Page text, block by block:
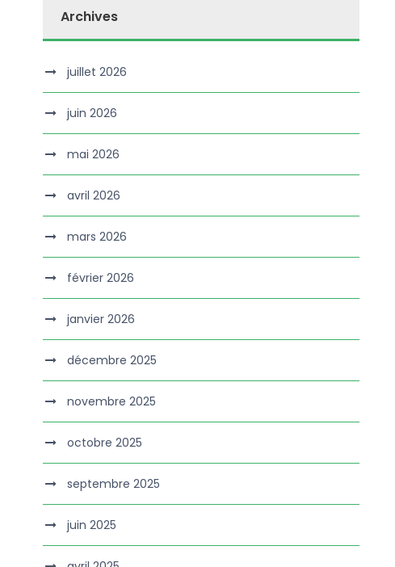
Archives
juillet 2026
juin 2026
mai 2026
avril 2026
mars 2026
février 2026
janvier 2026
décembre 2025
novembre 2025
octobre 2025
septembre 2025
juin 2025